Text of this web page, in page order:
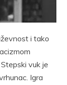
i tako
vuk je
Igra